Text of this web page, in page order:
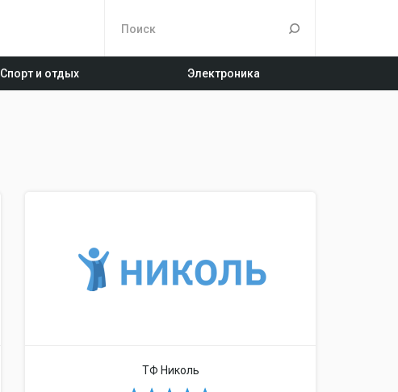
Спорт и отдых Электроника
ТФ Николь